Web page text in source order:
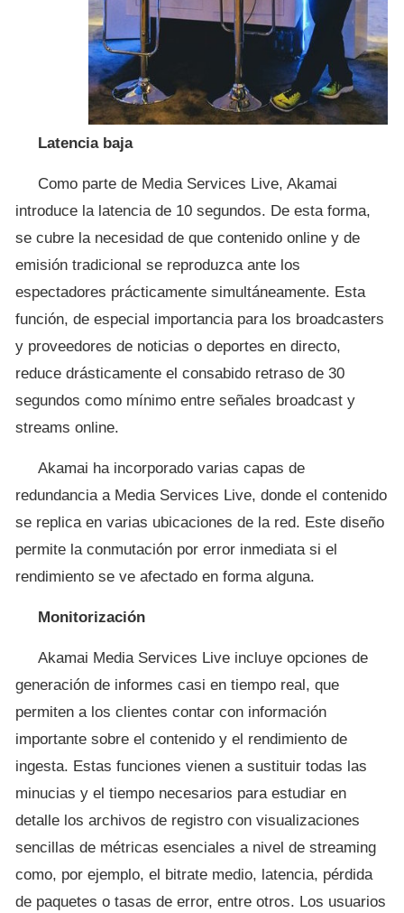
Latencia baja
Como parte de Media Services Live, Akamai
introduce la latencia de 10 segundos. De esta forma,
se cubre la necesidad de que contenido online y de
emisión tradicional se reproduzca ante los
espectadores prácticamente simultáneamente. Esta
función, de especial importancia para los broadcasters
y proveedores de noticias o deportes en directo,
reduce drásticamente el consabido retraso de 30
segundos como mínimo entre señales broadcast y
streams online.
Akamai ha incorporado varias capas de
redundancia a Media Services Live, donde el contenido
se replica en varias ubicaciones de la red. Este diseño
permite la conmutación por error inmediata si el
rendimiento se ve afectado en forma alguna.
Monitorización
Akamai Media Services Live incluye opciones de
generación de informes casi en tiempo real, que
permiten a los clientes contar con información
importante sobre el contenido y el rendimiento de
ingesta. Estas funciones vienen a sustituir todas las
minucias y el tiempo necesarios para estudiar en
detalle los archivos de registro con visualizaciones
sencillas de métricas esenciales a nivel de streaming
como, por ejemplo, el bitrate medio, latencia, pérdida
de paquetes o tasas de error, entre otros. Los usuarios